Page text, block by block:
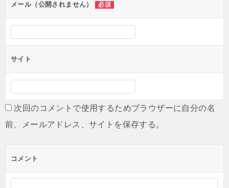
メール（公開されません） 必須
サイト
次回のコメントで使用するためブラウザーに自分の名
前、メールアドレス、サイトを保存する。
コメント